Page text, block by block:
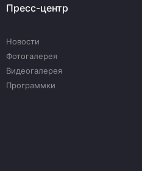
Пресс-центр
Новости
Фотогалерея
Видеогалерея
Программки